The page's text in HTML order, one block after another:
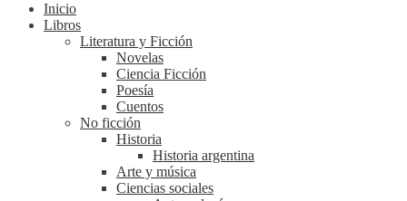
Inicio
Libros
Literatura y Ficción
Novelas
Ciencia Ficción
Poesía
Cuentos
No ficción
Historia
Historia argentina
Arte y música
Ciencias sociales